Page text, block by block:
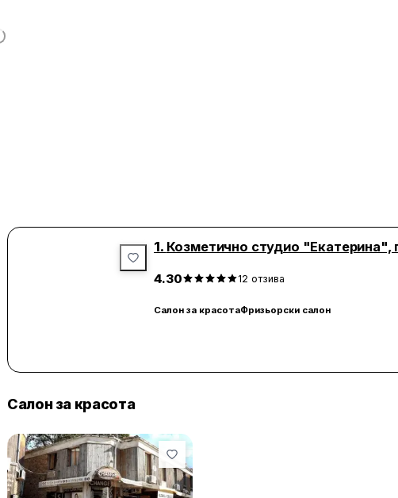
1. Козметично студио "Екатерина",
4.30 12 отзива
Салон за красотаФризьорски салон
Салон за красота